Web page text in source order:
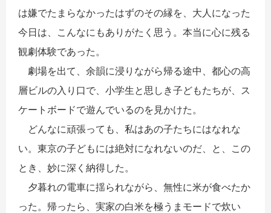
は嫌でたまらなかったはずのその縁を、大人になった
今日は、こんなにもありがたく思う。本当に心に残る
観劇体験であった。
劇場を出て、余韻に浸りながら帰る途中、都心の高
層ビルの入り口で、小学生と思しき子どもたちが、ス
ケートボードで遊んでいるのを見かけた。
どんなに頑張っても、私はあの子たちにはなれな
い。東京の子どもには絶対になれないのだ、と、この
とき、妙に深く納得した。
夕暮れの電車に揺られながら、無性に米が食べたか
った。帰ったら、実家の白米を極うまモードで炊い